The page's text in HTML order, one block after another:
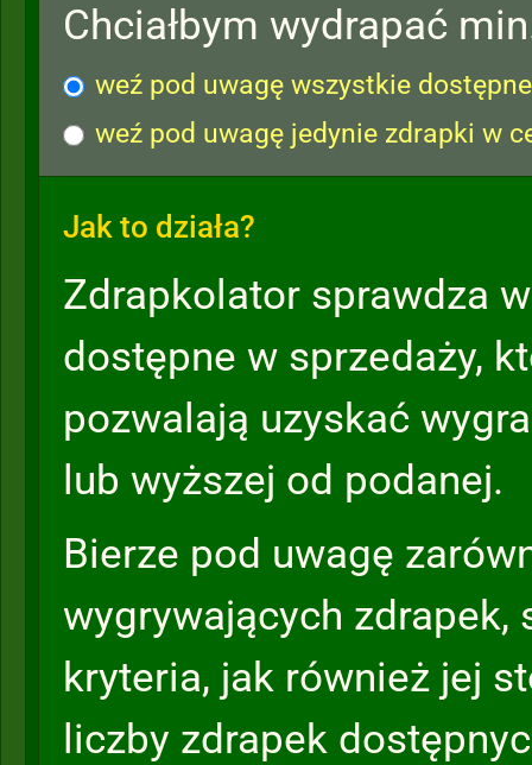
Chciałbym wydrapać
weź pod uwagę wszystkie
weź pod uwagę jedynie zdrapki w
Jak to działa?
Zdrapkolator sprawdza
dostępne w sprzedaży,
pozwalają uzyskać
lub wyższej od podanej.
Bierze pod uwagę
wygrywających zdrapek,
kryteria, jak również jej
liczby zdrapek